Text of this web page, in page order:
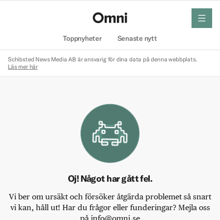
Toppnyheter Senaste nytt
meny
Schibsted News Media AB är ansvarig för dina data på denna webbplats.
Läs mer här
Oj! Något har gått fel.
Vi ber om ursäkt och försöker åtgärda problemet så snart
vi kan, håll ut! Har du frågor eller funderingar? Mejla oss